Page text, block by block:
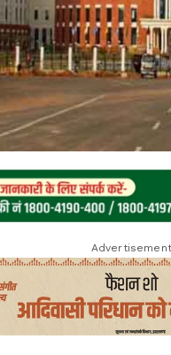
Advertisement